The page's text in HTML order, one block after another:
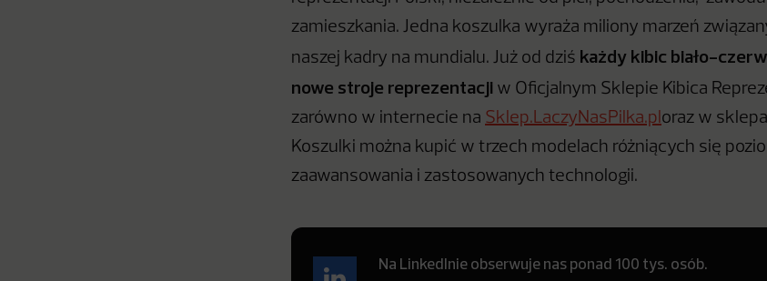
zamieszkania. Jedna koszulka wyraża miliony marzeń
naszej kadry na mundialu. Już od dziś każdy kibic biało-
nowe stroje reprezentacji w Oficjalnym Sklepie Kibica
zarówno w internecie na Sklep.LaczyNasPilka.pl oraz w
Koszulki można kupić w trzech modelach różniących się
zaawansowania i zastosowanych technologii.
Na LinkedInie obserwuje nas ponad 100 tys. osób.